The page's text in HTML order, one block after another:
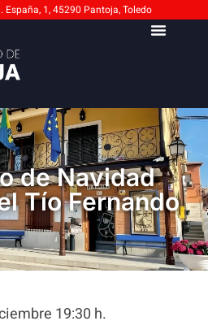
España, 1, 45290 Pantoja, Toledo
de Navidad
Tío Fernando
19:30 h.